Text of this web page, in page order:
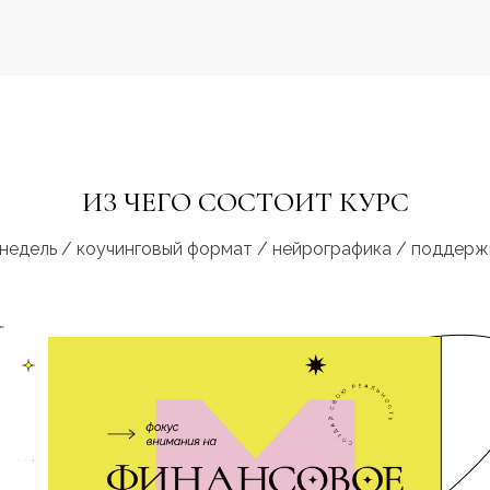
ИЗ ЧЕГО СОСТОИТ КУРС
/ коучинговый формат / нейрографика /